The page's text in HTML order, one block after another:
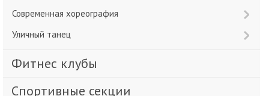
Современная хореография
Уличный танец
Фитнес клубы
Спортивные секции